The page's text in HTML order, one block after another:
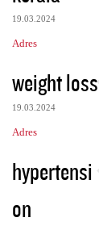
o
m
e
n
t
r
z
e
19.03.2024
Adres
weight loss
19.03.2024
Adres
hypertensi
on